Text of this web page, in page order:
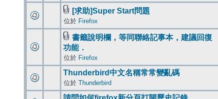
[求助]Super Start問題
位於 Firefox
書籤說明欄，等同聯絡記事本，建議回復
功能．
位於 Firefox
Thunderbird中文名稱常常變亂碼
位於 Thunderbird